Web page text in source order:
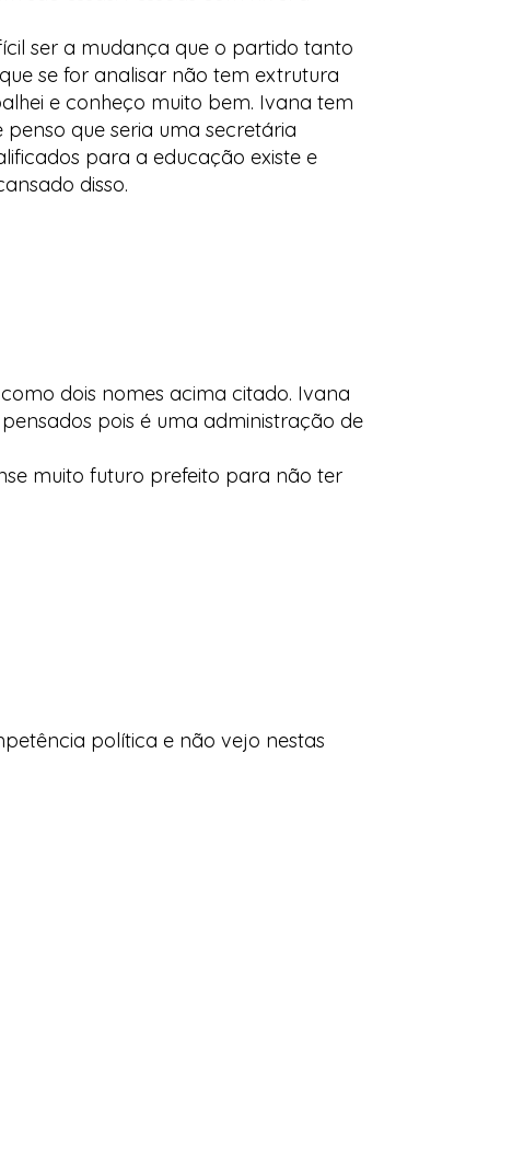
ser a mudança que o partido tanto
se for analisar não tem extrutura
e conheço muito bem. Ivana tem
que seria uma secretária
para a educação existe e
disso.
dois nomes acima citado. Ivana
pois é uma administração de
muito futuro prefeito para não ter
política e não vejo nestas